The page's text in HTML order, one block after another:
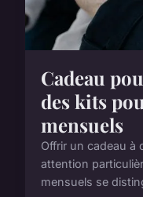
Cadeau
des kits
mensuels
Offrir un cadeau à
attention
mensuels se